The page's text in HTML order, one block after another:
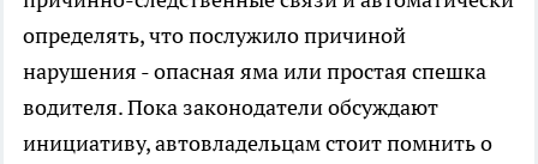
определять, что послужило причиной
нарушения - опасная яма или простая спешка
водителя. Пока законодатели обсуждают
инициативу, автовладельцам стоит помнить о